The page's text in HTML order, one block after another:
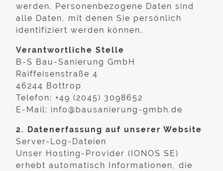
werden. Personenbezogene Daten sind
alle Daten, mit denen Sie persönlich
identifiziert werden können.
Verantwortliche Stelle
B-S Bau-Sanierung GmbH
Raiffeisenstraße 4
46244 Bottrop
Telefon: ‪+49 (2045) 3098652‬
E-Mail: info@bausanierung-gmbh.de
2. Datenerfassung auf unserer Website
Server-Log-Dateien
Unser Hosting-Provider (IONOS SE)
erhebt automatisch Informationen, die